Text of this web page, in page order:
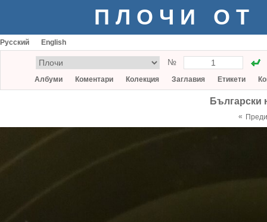
ПЛОЧИ ОТ
Русский English
№
Албуми Коментари Колекция Заглавия Етикети
Български
«